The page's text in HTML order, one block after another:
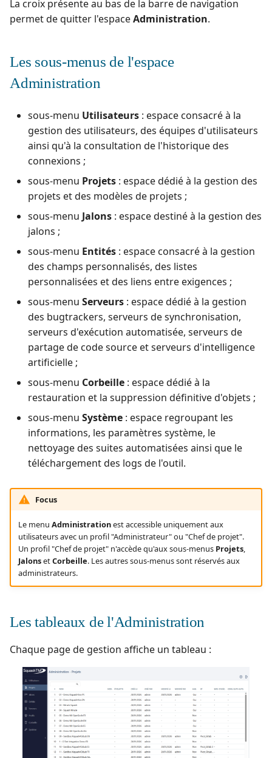
c
e
OpenID Connect
qualitatif
Redmine Exigences
SAML
SCM Git
SquashTM Premium
Workflow
Jira
Xsquash4GitLab
Xsquash4Jira
Xsquash Cloud (Forge)
La croix présente au bas de la barre de navigation
permet de quitter l'espaceAdministration.
Les sous-menus de l'espace
Administration
sous-menu Utilisateurs : espace consacré à la
gestion des utilisateurs, des équipes d'utilisateurs
ainsi qu'à la consultation de l'historique des
connexions ;
sous-menu Projets : espace dédié à la gestion des
projets et des modèles de projets ;
sous-menu Jalons : espace destiné à la gestion des
jalons ;
sous-menu Entités : espace consacré à la gestion
des champs personnalisés, des listes
personnalisées et des liens entre exigences ;
sous-menu Serveurs : espace dédié à la gestion
des bugtrackers, serveurs de synchronisation,
serveurs d'exécution automatisée, serveurs de
partage de code source et serveurs d'intelligence
artificielle ;
sous-menu Corbeille : espace dédié à la
restauration et la suppression définitive d'objets ;
sous-menu Système : espace regroupant les
informations, les paramètres système, le
nettoyage des suites automatisées ainsi que le
téléchargement des logs de l'outil.
Focus
Le menu Administrationest accessible uniquement aux
utilisateurs avec un profil "Administrateur" ou "Chef de projet".
Un profil "Chef de projet" n'accède qu'aux sous-menus Projets,
JalonsetCorbeille. Les autres sous-menus sont réservés aux
administrateurs.
Les tableaux de l'Administration
Chaque page de gestion affiche un tableau :